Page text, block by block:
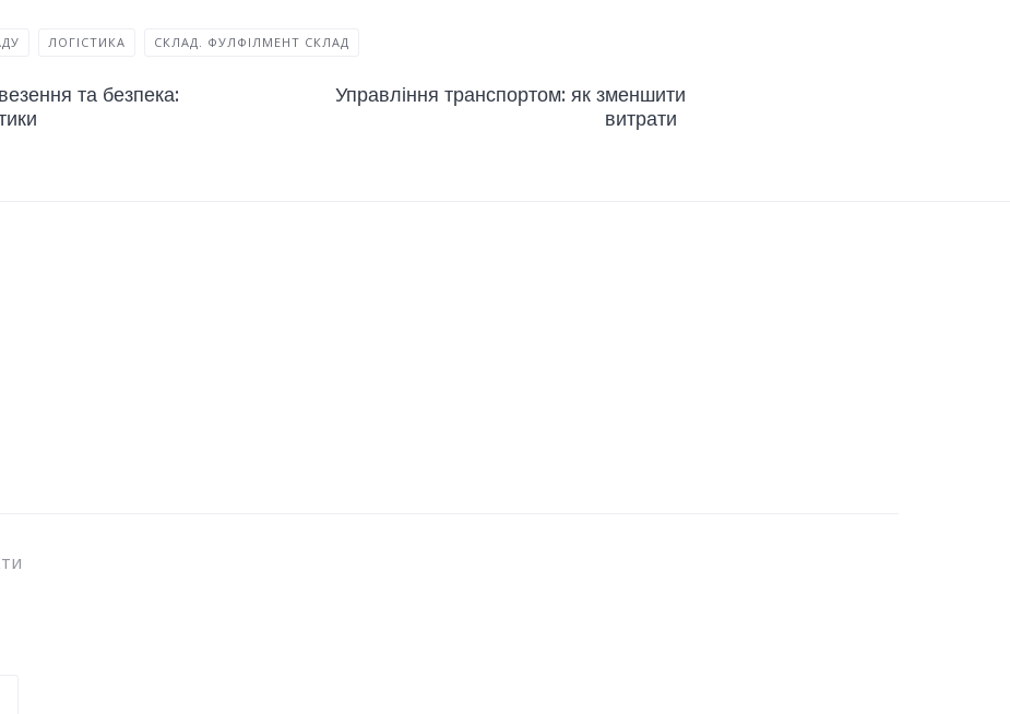
ЛОГІСТИКА СКЛАД. ФУЛФІЛМЕНТ СКЛАД
та безпека:
Управління транспортом: як зменшити
витрати